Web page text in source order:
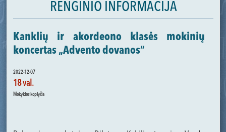
RENGINIO INFORMACIJA
Kanklių ir akordeono klasės mokinių
koncertas „Advento dovanos“
2022-12-07
18 val.
Mokyklos koplyčia